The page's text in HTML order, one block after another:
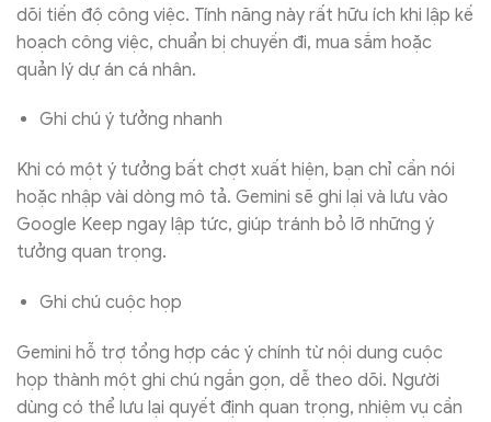
dõi tiến độ công việc. Tính năng này rất hữu ích khi lập kế
hoạch công việc, chuẩn bị chuyến đi, mua sắm hoặc
quản lý dự án cá nhân.
Ghi chú ý tưởng nhanh
Khi có một ý tưởng bất chợt xuất hiện, bạn chỉ cần nói
hoặc nhập vài dòng mô tả. Gemini sẽ ghi lại và lưu vào
Google Keep ngay lập tức, giúp tránh bỏ lỡ những ý
tưởng quan trọng.
Ghi chú cuộc họp
Gemini hỗ trợ tổng hợp các ý chính từ nội dung cuộc
họp thành một ghi chú ngắn gọn, dễ theo dõi. Người
dùng có thể lưu lại quyết định quan trọng, nhiệm vụ cần